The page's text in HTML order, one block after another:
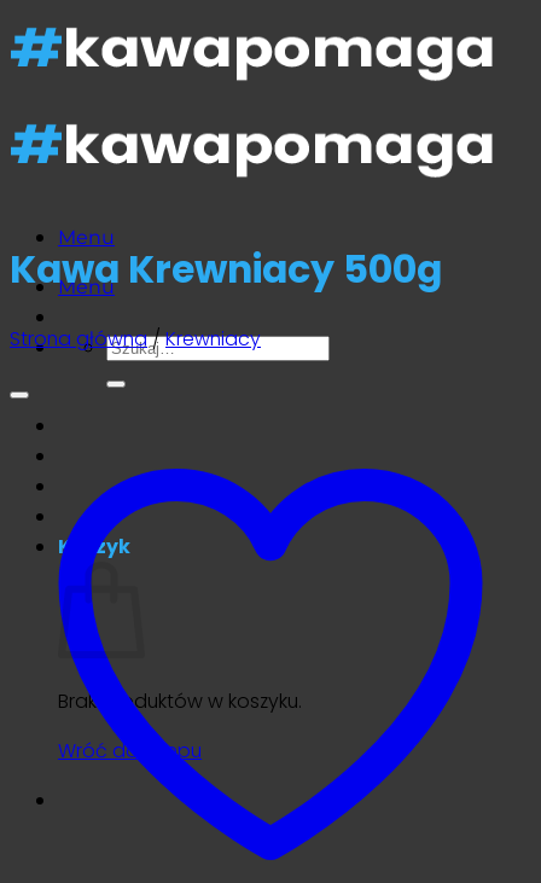
Przewiń
do
Menu
Menu
Szukaj:
Koszyk
Brak produktów w koszyku.
Wróć do sklepu
Kawa Krewniacy 500g
Strona główna/Krewniacy